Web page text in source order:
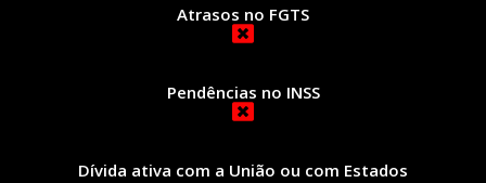
Atrasos no FGTS
Pendências no INSS
Dívida ativa com a União ou com Estados